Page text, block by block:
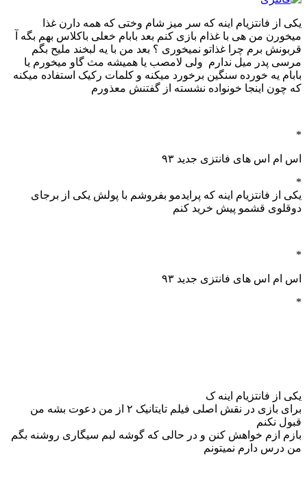
یکی از فانتزیام اینه که سر میز شام وختی که همه دارن غذا
میخورن من هی با غذام بازی کنم بعد بابام خعلی باکلاس بهم بگه آ
قربونش برم چرا غذاتو نمیخوری ؟ بعد من با یه لبخند ملیح بگم
مرسی پدر میل ندارم ولی لامصب یا همیشه مث گاو میخورم یا
بابام یه خورده سنگین برخورد میکنه و کلمات رکیک استفاده میکنه
که چون اینجا خونواده نشسته از گفتنش معذورم
*
اس ام اس های فانتزی جدید ۹۳
*
یکی از فانتزیام اینه که پرایدمو بفروشم با پولش یکی از برجای
دوقلوی قشمو پیش خرید کنم
*
اس ام اس های فانتزی جدید ۹۳
*
یکی از فانتزیام اینه ک
برای بازی در نقش اصلی فیلم تایتانیک ۲ از من دعوت بشه من
قبول نکنم
بازم ازم خواهش کنن و در حالی که گوشه لبم سیگاری روشنه بگم
من درس دارم نمیتونم